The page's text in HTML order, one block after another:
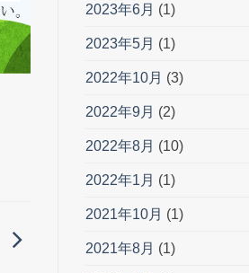
2023年6月 (1)
2023年5月 (1)
2022年10月 (3)
2022年9月 (2)
2022年8月 (10)
2022年1月 (1)
2021年10月 (1)
2021年8月 (1)